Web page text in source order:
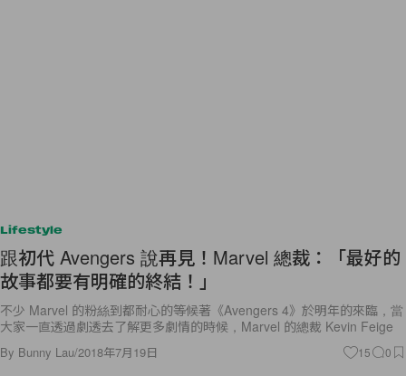
Lifestyle
跟初代 Avengers 說再見！Marvel 總裁：「最好的
故事都要有明確的終結！」
不少 Marvel 的粉絲到都耐心的等候著《Avengers 4》於明年的來臨，當
大家一直透過劇透去了解更多劇情的時候，Marvel 的總裁 Kevin Feige
By Bunny Lau/2018年7月19日 15 0